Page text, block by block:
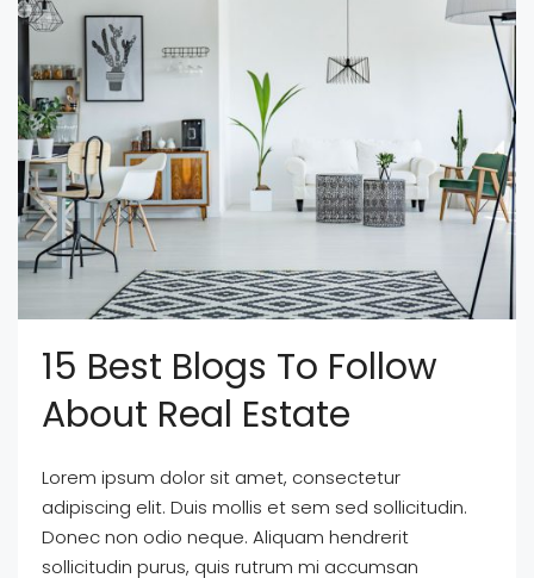
15 Best Blogs To Follow
About Real Estate
Lorem ipsum dolor sit amet, consectetur
adipiscing elit. Duis mollis et sem sed sollicitudin.
Donec non odio neque. Aliquam hendrerit
sollicitudin purus, quis rutrum mi accumsan